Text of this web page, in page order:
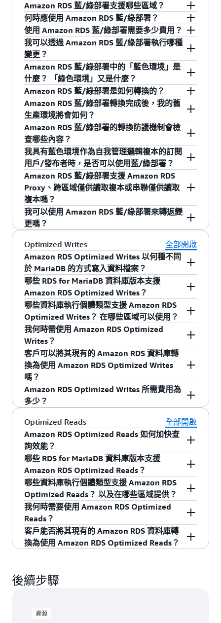
如果版次內的版本編號有所變更，則視為次要版
本變更。範例：從 11.4.4 -> 11.4.5。
Amazon RDS 藍/綠部署可在 RDS for MariaDB
10.4 及更高版本中使用。請參閱RDS for MariaDB
文件，進一步了解可用的版本。
Amazon RDS 藍/綠部署支援哪些區域？
Amazon RDS 藍/綠部署可在所有適用的 AWS 區
域和 AWS GovCloud 區域使用。
何時應使用 Amazon RDS 藍/綠部署？
Amazon RDS 藍/綠部署可讓您進行更安全、更簡
單、更快速的資料庫變更。藍/綠部署非常適合主
要或次要版本資料庫引擎升級、作業系統更新、
綠色環境中的結構描述變更等不會破壞邏輯複寫
的使用案例，例如在表末尾新增新欄或資料庫參
數設定變更。
您可以使用藍/綠部署透過單一轉換同時進行多個
資料庫更新。這可讓您隨時掌握安全修補程式的
最新資訊、改善資料庫效能，並以短暫且可預測
的停機時間存取較新的資料庫功能。
使用 Amazon RDS 藍/綠部署需要多少費用？
在綠色或藍色執行個體上執行您的工作負載所產
生的成本相同。在藍色和綠色執行個體上執行的
成本包括我們針對資料庫執行個體
目前標準定
價、儲存成本、讀取/寫入 I/O 的成本，以及任何
已啟用功能的成本，如備份和Amazon RDS
Performance Insights的成本。
實際上，在藍/綠部署的使用壽命內，您要支付的
費用大約是在資料庫執行個體上執行工作負載成
本的 2 倍。
例如，您在兩個 r5.2xlarge 資料庫執行個體 (一個
主要資料庫執行個體和一個僅供讀取複本) 上執行
一個 MariaDB 10.4 資料庫，它們位於 us-east-1
AWS 區域並採用多可用區 (MAZ) 組態。每個
r5.2xlarge 資料庫執行個體均設定為 20 GiB 一般
用途Amazon Elastic Block Storge (EBS)。
您要使用 Amazon RDS 藍/綠部署建立藍色執行個
體拓撲的複製項目，執行它 15 天 (360 小時)，然
後在成功轉換以後刪除藍色執行個體。藍色執行
個體的隨需價格為每小時 1.926 美元 (執行個體 +
EBS 成本)，所以 15 天的成本為 1,387 美元。這
15 天使用藍/綠部署的總成本為 2,774 USD，是在
該期間執行藍色執行個體所產生成本的 2 倍。
我可以透過 Amazon RDS 藍/綠部署執行哪種
變更？
Amazon RDS 藍/綠部署讓您可以更安全、更輕
鬆，並且更快速地執行資料庫變更，例如，主要
或次要版本升級、結構變更、執行個體擴展、引
擎參數變更和維護更新等。
Amazon RDS 藍/綠部署中的「藍色環境」是
什麼？ 「綠色環境」又是什麼？
在 Amazon RDS 藍/綠部署中，藍色環境是您當前
的生產環境。綠色環境是您的預備環境，它將在
轉換後成為您的新生產環境。
Amazon RDS 藍/綠部署是如何轉換的？
當 Amazon RDS 藍/綠部署啟動轉換後，它會同時
阻止寫入到藍色和綠色環境，直至轉換完成為
止。轉換期間，預備環境或綠色環境將追趕藍色
環境進度，確保藍色和綠色環境之間資料的一致
性。
一旦藍色和綠色環境完成同步，藍/綠部署會透過
將流量重新引導至綠色環境，使綠色環境成為新
的藍色環境。藍/綠部署的設計允許轉換完成後在
綠色環境上執行寫入，確保轉換流程中不會遺失
任何資料。
Amazon RDS 藍/綠部署轉換完成後，我的舊
生產環境將會如何？
Amazon RDS 藍/綠部署不會刪除您的舊生產環
境。如果需要，您可以對它進行存取，以執行額
外的驗證和效能/迴歸測試。若不再需要舊生產環
境，您可以將其刪除。標準帳單費用包含舊生產
執行個體的成本，直至您將它們刪除為止。
Amazon RDS 藍/綠部署的轉換防護機制會檢
查哪些內容？
Amazon RDS 藍/綠部署的轉換防護機制會在轉換
前阻止寫入您的藍色和綠色環境，直至您的綠色
環境追趕上進度為止。藍/綠部署還會對您的藍色
和綠色環境中的主要和複本執行運作狀態檢查。
它還會執行複寫運作狀態檢查。例如，確定複寫
是否已停止或是否有錯誤。它會偵測藍色和綠色
環境之間的長時間交易異動。您可以指定最長的
容許停機時間，最短為 30 秒，而且當您進行中的
交易超出此值，轉換將會逾時。
我具有藍色環境作為自我管理邏輯複本的訂閱
用戶/發布者時，是否可以使用藍/綠部署？
如果您的藍色環境是自我管理邏輯複本或訂閱用
戶，我們將封鎖轉換。我們建議您先停止複寫至
藍色環境，繼續轉換，然後繼續複寫。
相反，如果您的藍色環境是自我管理邏輯複本或
發布者的來源，您可以繼續轉換。但是，您將需
要更新自我管理複本，以在轉換後從綠色環境進
行複寫。
Amazon RDS 藍/綠部署支援 Amazon RDS
Proxy、跨區域僅供讀取複本或串聯僅供讀取
複本嗎？
不，Amazon RDS 藍/綠部署不支援Amazon RDS
Proxy、跨區域僅供讀取複本或串聯僅供讀取複
我可以使用 Amazon RDS 藍/綠部署來轉返變
更嗎？
來轉返變更。
Optimized Writes
全部開啟
Amazon RDS Optimized Writes 以何種不同
於 MariaDB 的方式寫入資料檔案？
MariaDB 透過在記憶體中以 16 KiB 頁面大小將資
料寫入到耐久儲存兩次 (先到「雙寫緩衝」，然後
再寫入表格儲存)，避免使用者資料遺失。
Amazon RDS Optimized Writes利用AWS Nitro
System的寫入損壞防護
功能，在一個步驟中以可
靠而持久的方式直接將您的 16 KiB 資料頁面寫入
到您的資料檔案。
哪些 RDS for MariaDB 資料庫版本支援
Amazon RDS Optimized Writes？
Amazon RDS Optimized Writes 適用於 MariaDB
10.6.10 及更新版本。
哪些資料庫執行個體類型支援 Amazon RDS
Optimized Writes？ 在哪些區域可以使用？
對於執行個體與區域可用性，請參閱
使用 Amazon
RDS Optimized Writes for MariaDB 改善寫入效能
文件頁面。
我何時需使用 Amazon RDS Optimized
Writes？
所有 Amazon RDS for MariaDB 使用者應實作
Amazon RDS Optimized Writes，最多可將寫入交
易輸送量增加 2 倍。此項功能對有大量寫入工作
負載的應用程式 (如數位支付、金融交易和線上遊
戲應用程式) 非常有幫助。
客戶可以將其現有的 Amazon RDS 資料庫轉
換為使用 Amazon RDS Optimized Writes
嗎？
此最初版本目前不支援為您的現有資料庫執行個
體啟用 Amazon RDS Optimized Writes，即便執
Amazon RDS Optimized Writes 所需費用為
多少？
Optimized Writes，無需支付額外費用。
Optimized Reads
全部開啟
Amazon RDS Optimized Reads 如何加快查
詢效能？
使用 MariaDB 中的臨時物件處理查詢的工作負載
可受惠於 Amazon RDS Optimized Reads
Optimized Reads 會將臨時物件置放在資料庫執行
個體的 NVMe 型執行個體儲存體，而非 Amazon
Elastic Block Store 磁碟區中。這將使複雜的查詢
處理速度加快高達 2 倍。
哪些 RDS for MariaDB 資料庫版本支援
Amazon RDS Optimized Reads？
Amazon RDS Optimized Reads 適用於 10.4.25、
10.5.16、10.6.7、10.11.4 及更新版本上的 RDS
for MariaDB。
哪些資料庫執行個體類型支援 Amazon RDS
Optimized Reads？ 以及在哪些區域提供？
對於執行個體與區域可用性，請參閱
使用 Amazon
RDS Optimized Reads 改善 RDS for MariaDB 查詢
效能文件頁面 。
我何時需要使用 Amazon RDS Optimized
Reads？
客戶應在有需要複雜查詢，一般用途分析，或需
要繁瑣分組、排序、雜湊彙總、高負載聯結和通
臨時表格，使 Optimized Reads 能夠加快您的工
客戶能否將其現有的 Amazon RDS 資料庫轉
換為使用 Amazon RDS Optimized Reads？
Optimized Read 的執行個體，將他們的現有
Amazon RDS 資料庫轉換為使用 Amazon RDS
Reads 到所有支援的執行個體類別。
後續步驟
資源